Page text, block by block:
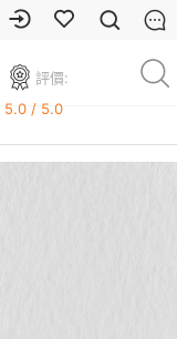
評價:
5.0 / 5.0